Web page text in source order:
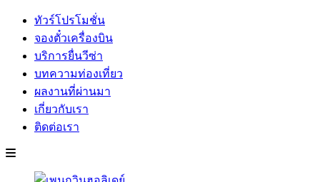
ทัวร์โปรโมชั่น
จองตั๋วเครื่องบิน
บริการยื่นวีซ่า
บทความท่องเที่ยว
ผลงานที่ผ่านมา
เกี่ยวกับเรา
ติดต่อเรา